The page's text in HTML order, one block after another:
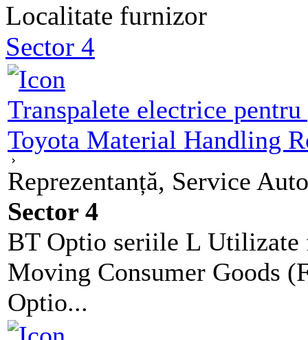
Localitate furnizor
Sector 4
Transpalete electrice
Toyota Material Handling
Reprezentanță, Service
Sector 4
BT Optio seriile L Utilizate
Moving Consumer Goods
Optio...